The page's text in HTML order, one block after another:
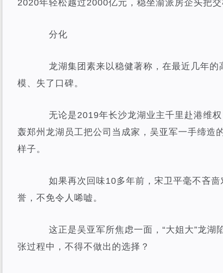
2020年轻松越过2000亿元，稳坐渝派房企头把
分化
龙湖集团素来以稳健著称，在最近几年的
模、失了口碑。
无论是2019年长沙龙湖业主千里赴港维权
轰郑州龙湖员工把公司当成家，吴亚军一手缔造
样子。
如果再次回味10多年前，宋卫平毫不吝啬
誉，不免令人唏嘘。
这正是吴亚军所焦虑一面，“大姐大”龙湖
张过程中，不得不做出的选择？